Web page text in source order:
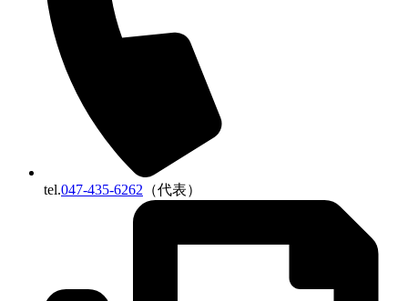
tel.047-435-6262 （代表）